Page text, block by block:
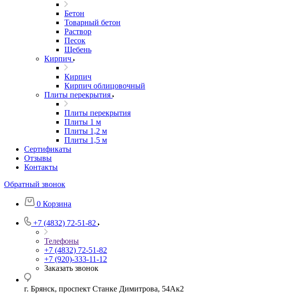
Бетон
Товарный бетон
Раствор
Песок
Щебень
Кирпич
Кирпич
Кирпич облицовочный
Плиты перекрытия
Плиты перекрытия
Плиты 1 м
Плиты 1,2 м
Плиты 1,5 м
Сертификаты
Отзывы
Контакты
Обратный звонок
0 Корзина
+7 (4832) 72-51-82
Телефоны
+7 (4832) 72-51-82
+7 (920)-333-11-12
Заказать звонок
г. Брянск, проспект Станке Димитрова, 54Ак2